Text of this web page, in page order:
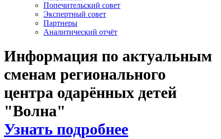
Попечительский совет
Экспертный совет
Партнеры
Аналитический отчёт
Информация по актуальным
сменам регионального
центра одарённых детей
"Волна"
Узнать подробнее